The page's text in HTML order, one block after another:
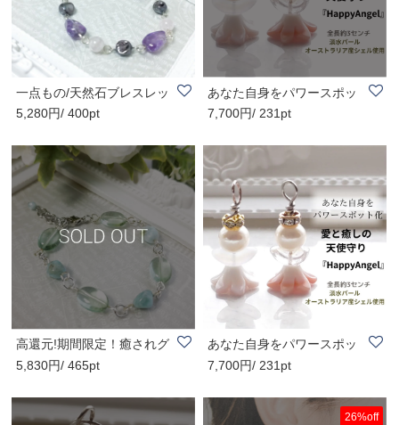
一点もの/天然石ブレスレッ
ト/アメジスト..
5,280円/ 400pt
あなた自身をパワースポッ
ト化！愛と癒し..
7,700円/ 231pt
高還元!期間限定！癒されグ
リーンブレス/..
5,830円/ 465pt
あなた自身をパワースポッ
ト化！愛と癒し..
7,700円/ 231pt
26%off